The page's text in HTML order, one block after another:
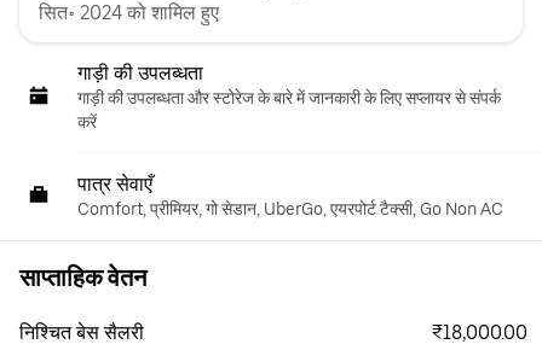
सित॰ 2024 को शामिल हुए
गाड़ी की उपलब्धता
गाड़ी की उपलब्धता और स्‍टोरेज के बारे में जानकारी के लिए सप्लायर से संपर्क
करें
पात्र सेवाएँ
Comfort, प्रीमियर, गो सेडान, UberGo, एयरपोर्ट टैक्सी, Go Non AC
साप्ताहिक वेतन
निश्चित बेस सैलरी ₹18,000.00